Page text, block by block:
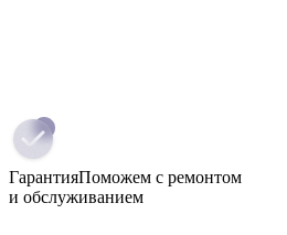
ГарантияПоможем с ремонтом
и обслуживанием